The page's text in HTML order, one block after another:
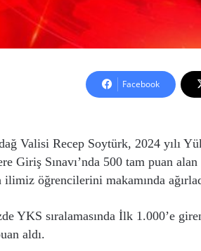
Facebook
Valisi Recep Soytürk, 2024 yılı
Giriş Sınavı’nda 500 tam puan
ilimiz öğrencilerini makamında
YKS sıralamasında İlk 1.000’e
aldı.